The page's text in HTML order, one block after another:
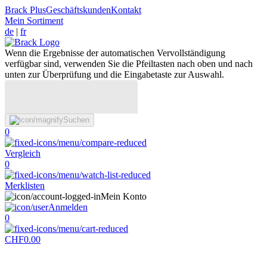
Brack PlusGeschäftskundenKontakt
Mein Sortiment
de | fr
Wenn die Ergebnisse der automatischen Vervollständigung
verfügbar sind, verwenden Sie die Pfeiltasten nach oben und nach
unten zur Überprüfung und die Eingabetaste zur Auswahl.
Suchen
0
Vergleich
0
Merklisten
Mein Konto
Anmelden
0
CHF0.00